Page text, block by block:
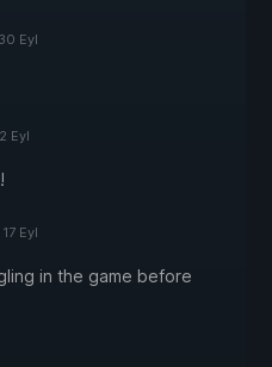
30 Eyl
Eyl
17 Eyl
in the game before